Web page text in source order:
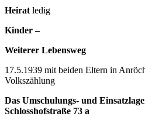
Heirat ledig
Kinder –
Weiterer Lebensweg
17.5.1939 mit beiden Eltern in
Volkszählung
Das Umschulungs- und
Schlosshofstraße 73 a